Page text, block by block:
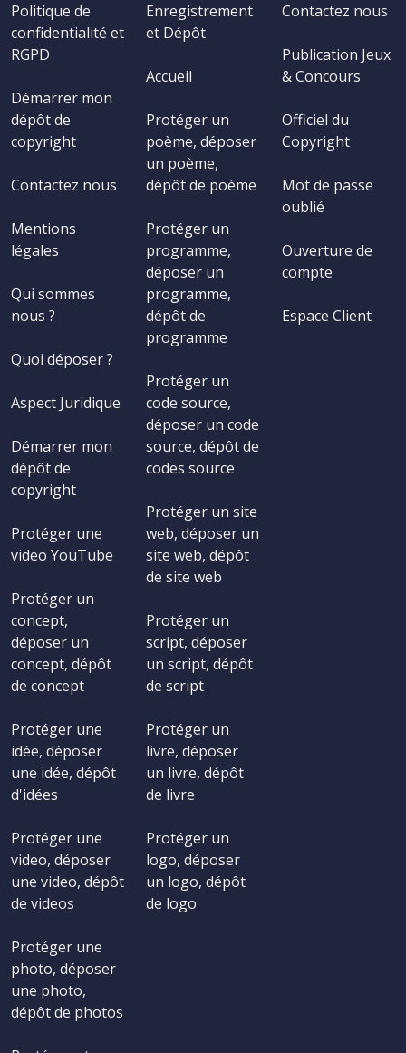
Politique de
confidentialité et
RGPD
Démarrer mon
dépôt de
copyright
Contactez nous
Mentions
légales
Qui sommes
nous ?
Quoi déposer ?
Aspect Juridique
Démarrer mon
dépôt de
copyright
Protéger une
video YouTube
Protéger un
concept,
déposer un
concept, dépôt
de concept
Protéger une
idée, déposer
une idée, dépôt
d'idées
Protéger une
video, déposer
une video, dépôt
de videos
Protéger une
photo, déposer
une photo,
dépôt de photos
Enregistrement
et Dépôt
Accueil
Protéger un
poème, déposer
un poème,
dépôt de poème
Protéger un
programme,
déposer un
programme,
dépôt de
programme
Protéger un
code source,
déposer un code
source, dépôt de
codes source
Protéger un site
web, déposer un
site web, dépôt
de site web
Protéger un
script, déposer
un script, dépôt
de script
Protéger un
livre, déposer
un livre, dépôt
de livre
Protéger un
logo, déposer
un logo, dépôt
de logo
Contactez nous
Publication Jeux
& Concours
Officiel du
Copyright
Mot de passe
oublié
Ouverture de
compte
Espace Client